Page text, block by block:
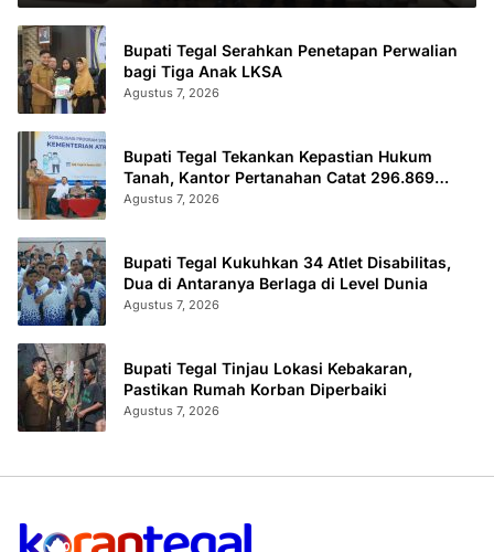
Bupati Tegal Serahkan Penetapan Perwalian
bagi Tiga Anak LKSA
Agustus 7, 2026
Bupati Tegal Tekankan Kepastian Hukum
Tanah, Kantor Pertanahan Catat 296.869
Sertifikat Terbit
Agustus 7, 2026
Bupati Tegal Kukuhkan 34 Atlet Disabilitas,
Dua di Antaranya Berlaga di Level Dunia
Agustus 7, 2026
Bupati Tegal Tinjau Lokasi Kebakaran,
Pastikan Rumah Korban Diperbaiki
Agustus 7, 2026